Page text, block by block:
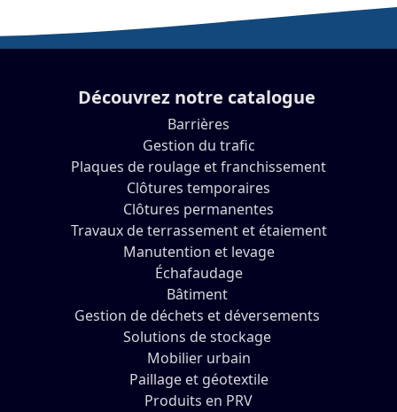
Découvrez notre catalogue
Barrières
Gestion du trafic
Plaques de roulage et franchissement
Clôtures temporaires
Clôtures permanentes
Travaux de terrassement et étaiement
Manutention et levage
Échafaudage
Bâtiment
Gestion de déchets et déversements
Solutions de stockage
Mobilier urbain
Paillage et géotextile
Produits en PRV